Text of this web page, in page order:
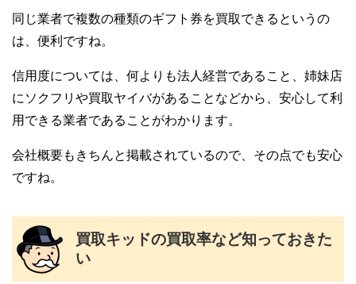
同じ業者で複数の種類のギフト券を買取できるというの
は、便利ですね。
信用度については、何よりも法人経営であること、姉妹店
にソクフリや買取ヤイバがあることなどから、安心して利
用できる業者であることがわかります。
会社概要もきちんと掲載されているので、その点でも安心
ですね。
買取キッドの買取率など知っておきた
い